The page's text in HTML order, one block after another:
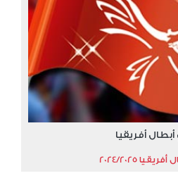
أفريقيا
2024/2025